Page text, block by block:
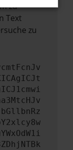
zu
Text
zu